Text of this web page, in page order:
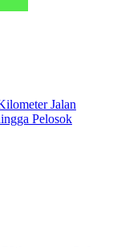
Jalan
Pelosok